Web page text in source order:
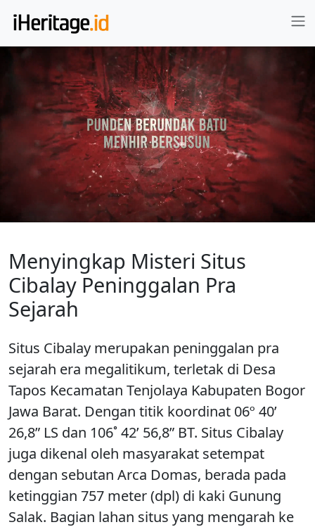
Menyingkap Misteri Situs
Cibalay Peninggalan Pra
Sejarah
Situs Cibalay merupakan peninggalan pra
sejarah era megalitikum, terletak di Desa
Tapos Kecamatan Tenjolaya Kabupaten Bogor
Jawa Barat. Dengan titik koordinat 06º 40’
26,8” LS dan 106˚ 42’ 56,8” BT. Situs Cibalay
juga dikenal oleh masyarakat setempat
dengan sebutan Arca Domas, berada pada
ketinggian 757 meter (dpl) di kaki Gunung
Salak. Bagian lahan situs yang mengarah ke